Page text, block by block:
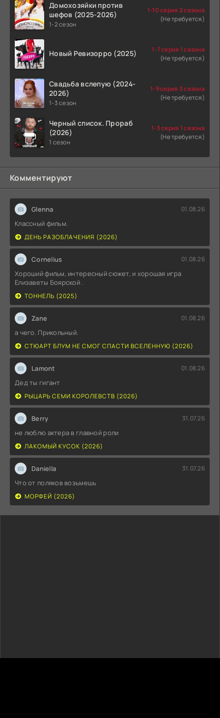
Домохозяйки против
шефов (2025-2026)
1-2 сезон
1-10 серия 2 сезона
(Не требуется)
Новый Ревизорро (2025)
1-7 серия 1 сезона
(Не требуется)
Свадьба вслепую (2024-
2026)
1-3 сезон
1-9 серия 3 сезона
(Не требуется)
Черный список. Прораб
(2026)
1 сезон
1-3 серия 1 сезона
(Не требуется)
Комментируют
Glenna 01.08.26
Классный фильм.
ДЕНЬ РАЗОБЛАЧЕНИЯ (2026)
Cornelius 01.08.26
Хороший фильм, интересный сюжет, и хорошая игра
Елизаветы Боярской .
ТОННЕЛЬ (2025)
Zane 01.08.26
а чего. Прикольный.
СТЮАРТ БЛУМ НЕ СМОГ СПАСТИ ВСЕЛЕННУЮ (2026)
Lamont 01.08.26
Дед ты гигант
РЫЦАРЬ СЕМИ КОРОЛЕВСТВ (2026)
Berry 31.07.26
не люблю актера в главной роли
ЛАКОМЫЙ КУСОК (2026)
Daniella 31.07.26
Что от поляков возьмешь
МОРФЕЙ (2026)